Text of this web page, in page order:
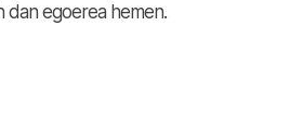
dan egoerea hemen.